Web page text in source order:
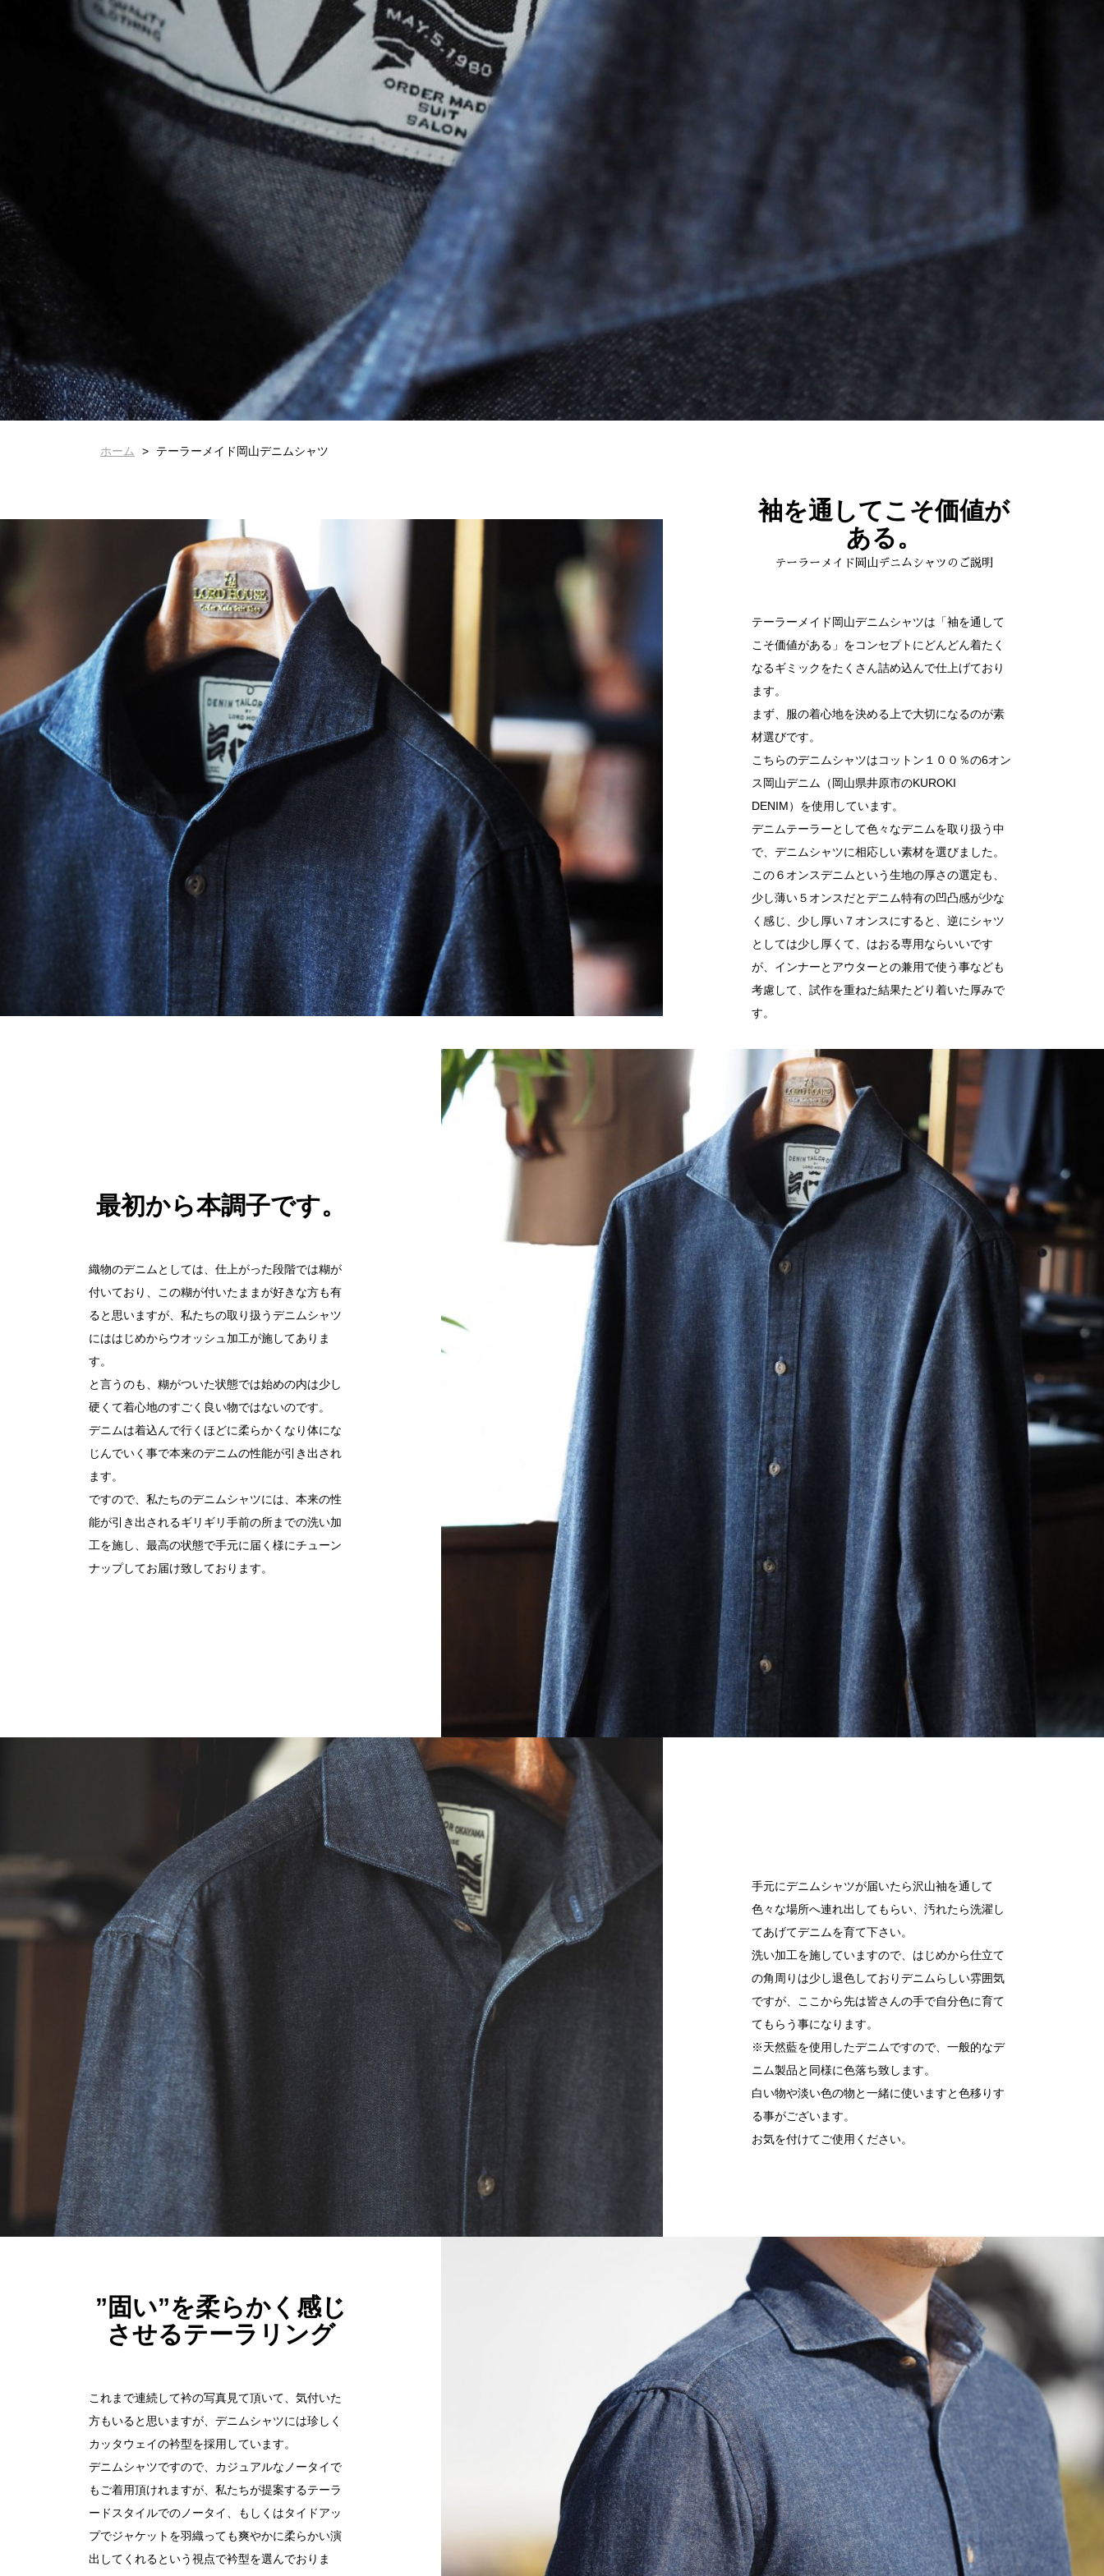
ホーム テーラーメイド岡山デニムシャツ
袖を通してこそ価値が
ある。
テーラーメイド岡山デニムシャツのご説明
テーラーメイド岡山デニムシャツは「袖を通して
こそ価値がある」をコンセプトにどんどん着たく
なるギミックをたくさん詰め込んで仕上げており
ます。
まず、服の着心地を決める上で大切になるのが素
材選びです。
こちらのデニムシャツはコットン１００％の6オン
ス岡山デニム（岡山県井原市のKUROKI
DENIM）を使用しています。
デニムテーラーとして色々なデニムを取り扱う中
で、デニムシャツに相応しい素材を選びました。
この６オンスデニムという生地の厚さの選定も、
少し薄い５オンスだとデニム特有の凹凸感が少な
く感じ、少し厚い７オンスにすると、逆にシャツ
としては少し厚くて、はおる専用ならいいです
が、インナーとアウターとの兼用で使う事なども
考慮して、試作を重ねた結果たどり着いた厚みで
す。
最初から本調子です。
織物のデニムとしては、仕上がった段階では糊が
付いており、この糊が付いたままが好きな方も有
ると思いますが、私たちの取り扱うデニムシャツ
にははじめからウオッシュ加工が施してありま
す。
と言うのも、糊がついた状態では始めの内は少し
硬くて着心地のすごく良い物ではないのです。
デニムは着込んで行くほどに柔らかくなり体にな
じんでいく事で本来のデニムの性能が引き出され
ます。
ですので、私たちのデニムシャツには、本来の性
能が引き出されるギリギリ手前の所までの洗い加
工を施し、最高の状態で手元に届く様にチューン
ナップしてお届け致しております。
手元にデニムシャツが届いたら沢山袖を通して
色々な場所へ連れ出してもらい、汚れたら洗濯し
てあげてデニムを育て下さい。
洗い加工を施していますので、はじめから仕立て
の角周りは少し退色しておりデニムらしい雰囲気
ですが、ここから先は皆さんの手で自分色に育て
てもらう事になります。
※天然藍を使用したデニムですので、一般的なデ
ニム製品と同様に色落ち致します。
白い物や淡い色の物と一緒に使いますと色移りす
る事がございます。
お気を付けてご使用ください。
”固い”を柔らかく感じ
させるテーラリング
これまで連続して衿の写真見て頂いて、気付いた
方もいると思いますが、デニムシャツには珍しく
カッタウェイの衿型を採用しています。
デニムシャツですので、カジュアルなノータイで
もご着用頂けれますが、私たちが提案するテーラ
ードスタイルでのノータイ、もしくはタイドアッ
プでジャケットを羽織っても爽やかに柔らかい演
出してくれるという視点で衿型を選んでおりま